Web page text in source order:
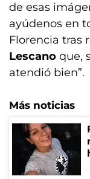
de esas
ayúdenos en
Florencia tras
Lescano que,
atendió bien”.
Más noticias